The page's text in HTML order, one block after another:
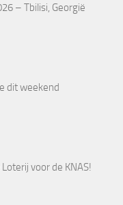
– Tbilisi, Georgië
dit weekend
voor de KNAS!